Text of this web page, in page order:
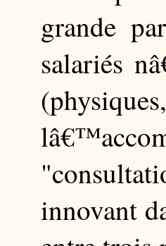
grande
salariés
innovant